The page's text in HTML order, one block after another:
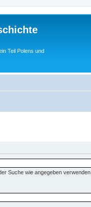
Teil Polens und
Suche wie angegeben verwenden